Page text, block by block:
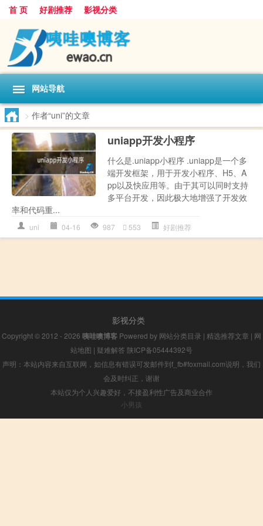
首 页 好剧推荐 影视分类
网站导航
> 作者“uni”的文章
uniapp开发小程序
什么是.uniapp小程序 .uniapp是一个多
端开发框架，用于开发小程序、H5、A
pp以及快应用等。由于其可以同时支持
多平台开发，因此极大地增强了开发效
率和代码重...
uni 04-16 987 553 好剧推荐
影视分类
Copyright © 2012 - 2026 咦哇噢博客 Powered by 网站分类目录 | 精选推荐文章 | 网
站地图 | 疑难解答 陕ICP备05444392号
声明：本站内容来自互联网，如信息有错误可发邮件到f_fb#foxmail.com说明，我们
会及时纠正，谢谢
本站仅为个人兴趣爱好，不接盈利性广告及商业合作
小男孩